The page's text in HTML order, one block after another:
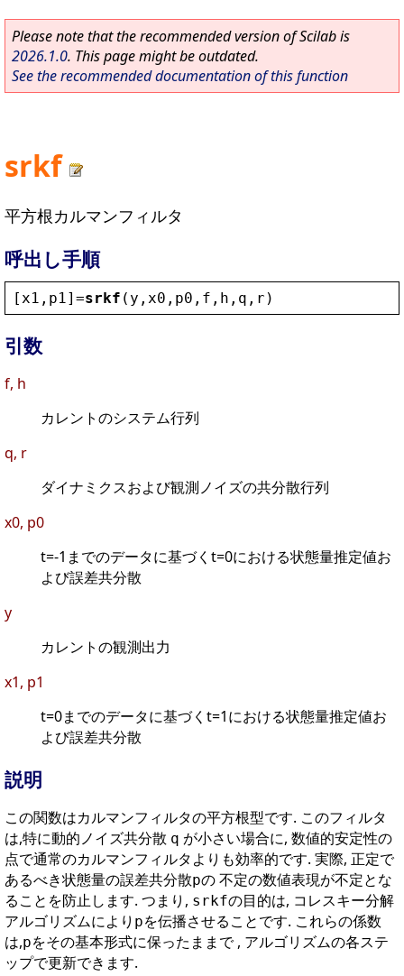
Please note that the recommended version of Scilab is
2026.1.0. This page might be outdated.
See the recommended documentation of this function
srkf
平方根カルマンフィルタ
呼出し手順
[ x1 , p1 ]=srkf ( y , x0 , p0 , f , h , q , r )
引数
f, h
カレントのシステム行列
q, r
ダイナミクスおよび観測ノイズの共分散行列
x0, p0
t=-1までのデータに基づくt=0における状態量推定値お
よび誤差共分散
y
カレントの観測出力
x1, p1
t=0までのデータに基づくt=1における状態量推定値お
よび誤差共分散
説明
この関数はカルマンフィルタの平方根型です. このフィルタ
は,特に動的ノイズ共分散 q が小さい場合に, 数値的安定性の
点で通常のカルマンフィルタよりも効率的です. 実際, 正定で
あるべき状態量の誤差共分散pの 不定の数値表現が不定とな
ることを防止します. つまり, srkfの目的は, コレスキー分解
アルゴリズムにより pを伝播させることです. これらの係数
は,pをその基本形式に保ったままで , アルゴリズムの各ステ
ップで更新できます.